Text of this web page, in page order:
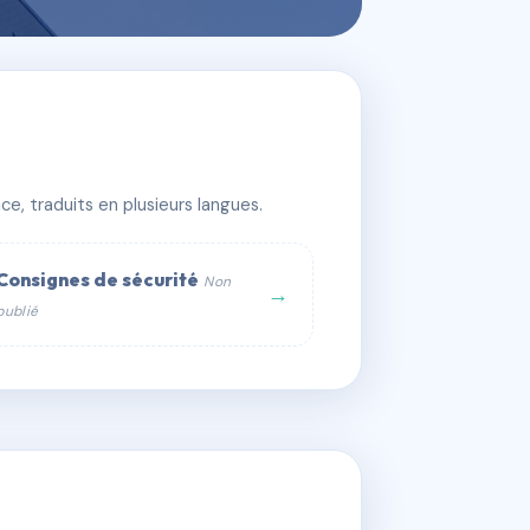
traduits en plusieurs langues.
de sécurité Non
→